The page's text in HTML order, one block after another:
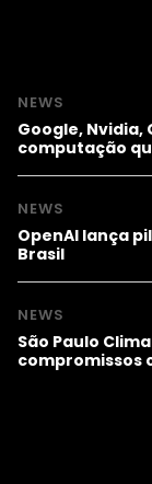
NEWS
Google, Nvidia,
computação
NEWS
OpenAI lança
Brasil
NEWS
São Paulo
compromissos